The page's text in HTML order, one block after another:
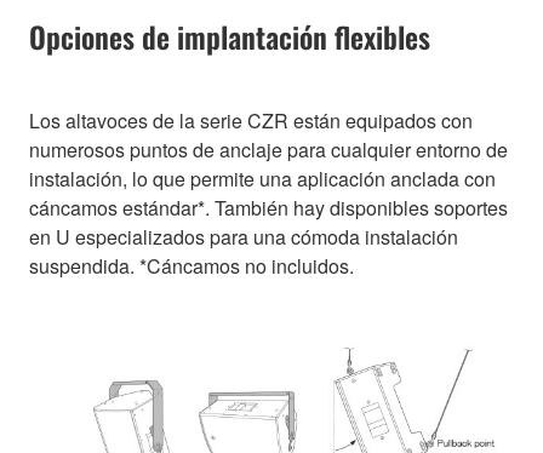
Opciones de implantación flexibles
Los altavoces de la serie CZR están equipados con
numerosos puntos de anclaje para cualquier entorno de
instalación, lo que permite una aplicación anclada con
cáncamos estándar*. También hay disponibles soportes
en U especializados para una cómoda instalación
suspendida. *Cáncamos no incluidos.